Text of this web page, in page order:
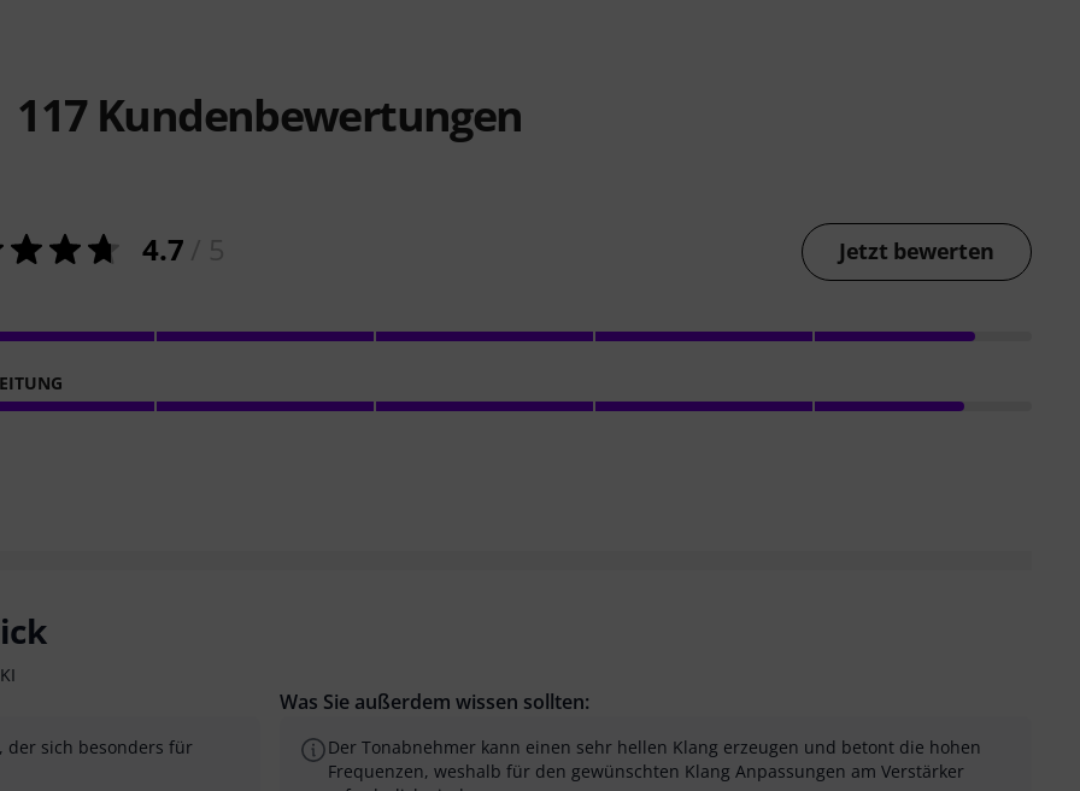
117Kundenbewertungen
4.7 Jetzt bewerten
der sich besonders für
Was Sie außerdem wissen sollten:
Der Tonabnehmer kann einen sehr hellen Klang erzeugen und betont die hohen
Frequenzen, weshalb für den gewünschten Klang Anpassungen am Verstärker